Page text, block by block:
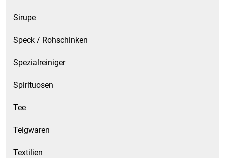
Sirupe
Speck / Rohschinken
Spezialreiniger
Spirituosen
Tee
Teigwaren
Textilien